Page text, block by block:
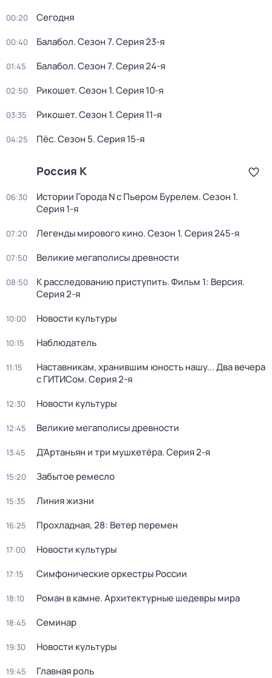
00:20 Сегодня
00:40 Балабол. Сезон 7. Серия 23-я
01:45 Балабол. Сезон 7. Серия 24-я
02:50 Рикошет. Сезон 1. Серия 10-я
03:35 Рикошет. Сезон 1. Серия 11-я
04:25 Пёс. Сезон 5. Серия 15-я
Россия К
06:30 Истории Города N с Пьером Бурелем. Сезон 1.
Серия 1-я
07:20 Легенды мирового кино. Сезон 1. Серия 245-я
07:50 Великие мегаполисы древности
08:50 К расследованию приступить. Фильм 1: Версия.
Серия 2-я
10:00 Новости культуры
10:15 Наблюдатель
11:15
Наставникам, хранившим юность нашу... Два вечера
с ГИТИСом. Серия 2-я
12:30 Новости культуры
12:45 Великие мегаполисы древности
13:45 Д'Артаньян и три мушкетёра. Серия 2-я
15:20 Забытое ремесло
15:35 Линия жизни
16:25 Прохладная, 28: Ветер перемен
17:00 Новости культуры
17:15 Симфонические оркестры России
18:10 Роман в камне. Архитектурные шедевры мира
18:45 Семинар
19:30 Новости культуры
19:45 Главная роль